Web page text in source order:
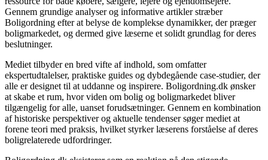
Gennem grundige analyser og informative artikler stræber
Boligordning efter at belyse de komplekse dynamikker, der præger
boligmarkedet, og dermed give læserne et solidt grundlag for deres
beslutninger.
Mediet tilbyder en bred vifte af indhold, som omfatter
ekspertudtalelser, praktiske guides og dybdegående case-studier, der
alle er designet til at uddanne og inspirere. Boligordning.dk ønsker
at skabe et rum, hvor viden om bolig og boligmarkedet bliver
tilgængelig for alle, uanset forudsætninger. Gennem en kombination
af historiske perspektiver og aktuelle tendenser søger mediet at
forene teori med praksis, hvilket styrker læserens forståelse af deres
boligrelaterede udfordringer.